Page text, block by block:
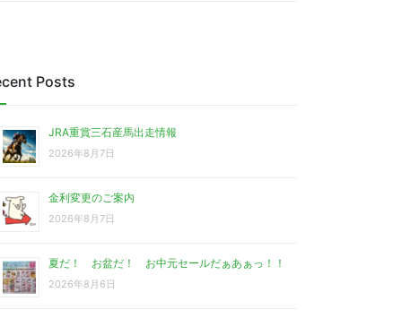
Posts
JRA重賞三石産馬出走情報
2026年8月7日
金利変更のご案内
2026年8月7日
夏だ！ お盆だ！ お中元セールだぁあぁっ！！
2026年8月6日